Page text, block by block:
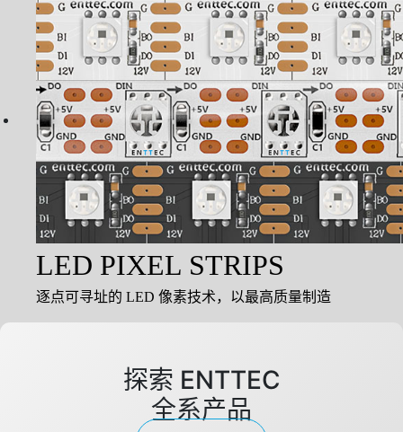
LED PIXEL STRIPS
逐点可寻址的 LED 像素技术，以最高质量制造
探索 ENTTEC
全系产品